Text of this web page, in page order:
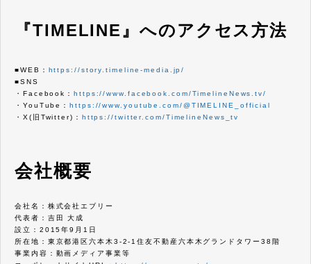
『TIMELINE』へのアクセス方法
■WEB： https://story.timeline-media.jp/
■SNS
・Facebook：https://www.facebook.com/TimelineNews.tv/
・YouTube：https://www.youtube.com/@TIMELINE_official
・X(旧Twitter)： https://twitter.com/TimelineNews_tv
会社概要
会社名：株式会社エブリー
代表者：吉田 大成
設立：2015年9月1日
所在地：東京都港区六本木3-2-1住友不動産六本木グランドタワー38階
事業内容：動画メディア事業等